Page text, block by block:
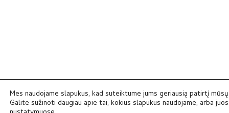
Mes naudojame slapukus, kad suteiktume jums geriausią patirtį
Galite sužinoti daugiau apie tai, kokius slapukus naudojame, arba